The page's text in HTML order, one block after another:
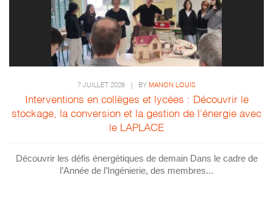
7 JUILLET 2026 BY MANON LOUIS
Interventions en collèges et lycées : Découvrir le
stockage, la conversion et la gestion de l’énergie avec
le LAPLACE
Découvrir les défis énergétiques de demain Dans le cadre de
l’Année de l’Ingénierie, des membres...